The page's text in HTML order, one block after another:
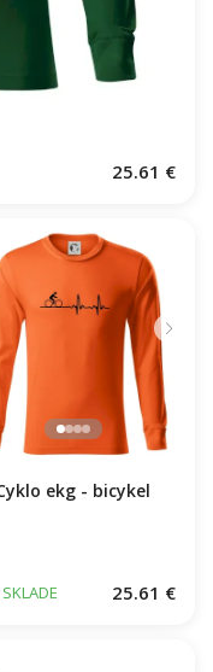
25.61 €
ekg - bicykel
25.61 €